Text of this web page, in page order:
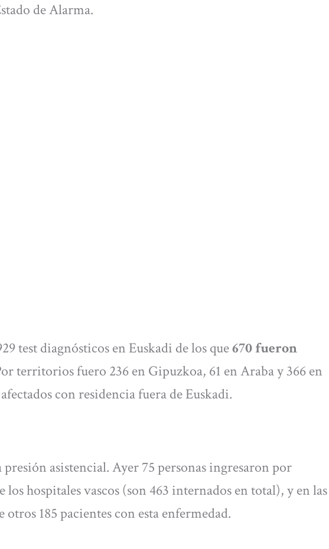
de Alarma.
test diagnósticos en Euskadi de los que670 fueron
territorios fuero 236 en Gipuzkoa, 61 en Araba y 366 en
con residencia fuera de Euskadi.
asistencial. Ayer 75 personas ingresaron por
los hospitales vascos (son 463 internados en total), y en las
otros 185 pacientes con esta enfermedad.